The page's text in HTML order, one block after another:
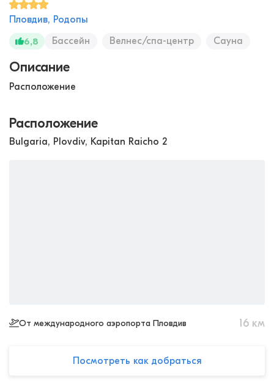
Пловдив, Родопы
6,8
Бассейн Велнес/спа-центр Сауна
Описание
Расположение
Расположение
Bulgaria, Plovdiv, Kapitan Raicho 2
От международного аэропорта Пловдив 16 км
Посмотреть как добраться